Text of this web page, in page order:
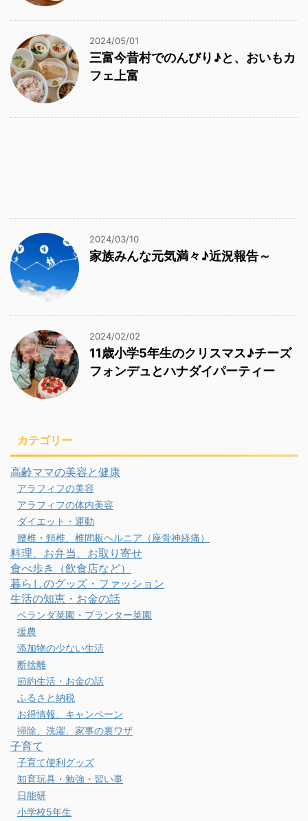
2024/05/01
三富今昔村でのんびり♪と、おいもカ
フェ上富
2024/03/10
家族みんな元気満々♪近況報告～
2024/02/02
11歳小学5年生のクリスマス♪チーズ
フォンデュとハナダイパーティー
カテゴリー
高齢ママの美容と健康
アラフィフの美容
アラフィフの体内美容
ダイエット・運動
腰椎・頸椎、椎間板ヘルニア（座骨神経痛）
料理、お弁当、お取り寄せ
食べ歩き（飲食店など）
暮らしのグッズ・ファッション
生活の知恵・お金の話
ベランダ菜園・プランター菜園
援農
添加物の少ない生活
断捨離
節約生活・お金の話
ふるさと納税
お得情報、キャンペーン
掃除、洗濯、家事の裏ワザ
子育て
子育て便利グッズ
知育玩具・勉強・習い事
日能研
小学校5年生